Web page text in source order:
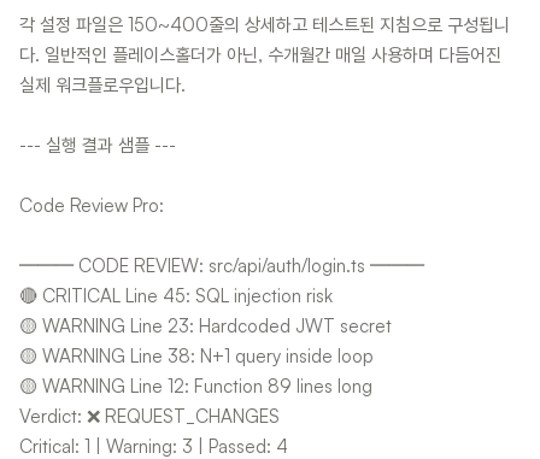
각 설정 파일은 150~400줄의 상세하고 테스트된 지침으로 구성됩니
다. 일반적인 플레이스홀더가 아닌, 수개월간 매일 사용하며 다듬어진
실제 워크플로우입니다.
--- 실행 결과 샘플 ---
Code Review Pro:
═══ CODE REVIEW: src/api/auth/login.ts ═══
🔴 CRITICAL Line 45: SQL injection risk
🟡 WARNING Line 23: Hardcoded JWT secret
🟡 WARNING Line 38: N+1 query inside loop
🟡 WARNING Line 12: Function 89 lines long
Verdict: ❌ REQUEST_CHANGES
Critical: 1 | Warning: 3 | Passed: 4